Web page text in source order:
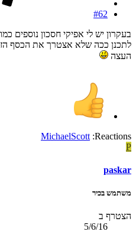
#62
בעקרון יש לי אפיקי חסכון נוספים
העצה
Reactions:
MichaelScott
P
paskar
משתמש בכיר
הצטרף ב
5/6/16